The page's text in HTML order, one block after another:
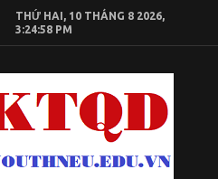
THỨ HAI, 10 THÁNG 8 2026,
3:24:58 PM